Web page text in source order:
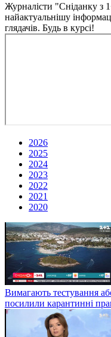
Журналісти "Сніданку з
найактуальнішу
глядачів. Будь в курсі!
2026
2025
2024
2023
2022
2021
2020
Вимагають тестування
посилили карантинні